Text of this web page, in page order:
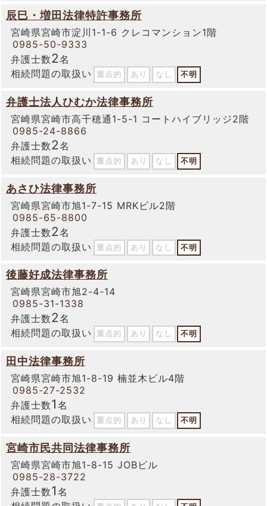
辰巳・増田法律特許事務所
宮崎県宮崎市淀川1-1-6 クレコマンション1階
0985-50-9333
弁護士数2名
相続問題の取扱い
重点的 あり なし 不明
弁護士法人ひむか法律事務所
宮崎県宮崎市高千穂通1-5-1 コートハイブリッジ2階
0985-24-8866
弁護士数2名
相続問題の取扱い
重点的 あり なし 不明
あさひ法律事務所
宮崎県宮崎市旭1-7-15 MRKビル2階
0985-65-8800
弁護士数2名
相続問題の取扱い
重点的 あり なし 不明
後藤好成法律事務所
宮崎県宮崎市旭2-4-14
0985-31-1338
弁護士数2名
相続問題の取扱い
重点的 あり なし 不明
田中法律事務所
宮崎県宮崎市旭1-8-19 楠並木ビル4階
0985-27-2532
弁護士数1 名
相続問題の取扱い
重点的 あり なし 不明
宮崎市民共同法律事務所
宮崎県宮崎市旭1-8-15 JOBビル
0985-28-3722
弁護士数1 名